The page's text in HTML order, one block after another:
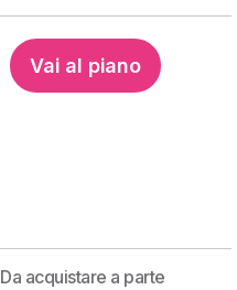
Vai al piano
Da acquistare a parte